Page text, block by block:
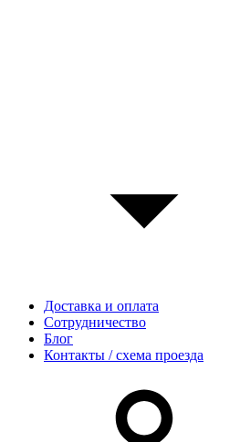
Доставка и оплата
Сотрудничество
Блог
Контакты / схема проезда